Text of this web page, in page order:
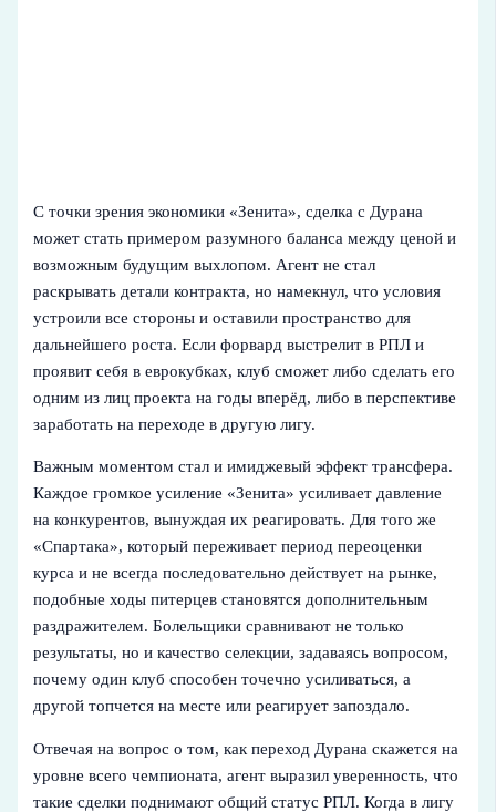
С точки зрения экономики «Зенита», сделка с Дурана
может стать примером разумного баланса между ценой и
возможным будущим выхлопом. Агент не стал
раскрывать детали контракта, но намекнул, что условия
устроили все стороны и оставили пространство для
дальнейшего роста. Если форвард выстрелит в РПЛ и
проявит себя в еврокубках, клуб сможет либо сделать его
одним из лиц проекта на годы вперёд, либо в перспективе
заработать на переходе в другую лигу.
Важным моментом стал и имиджевый эффект трансфера.
Каждое громкое усиление «Зенита» усиливает давление
на конкурентов, вынуждая их реагировать. Для того же
«Спартака», который переживает период переоценки
курса и не всегда последовательно действует на рынке,
подобные ходы питерцев становятся дополнительным
раздражителем. Болельщики сравнивают не только
результаты, но и качество селекции, задаваясь вопросом,
почему один клуб способен точечно усиливаться, а
другой топчется на месте или реагирует запоздало.
Отвечая на вопрос о том, как переход Дурана скажется на
уровне всего чемпионата, агент выразил уверенность, что
такие сделки поднимают общий статус РПЛ. Когда в лигу